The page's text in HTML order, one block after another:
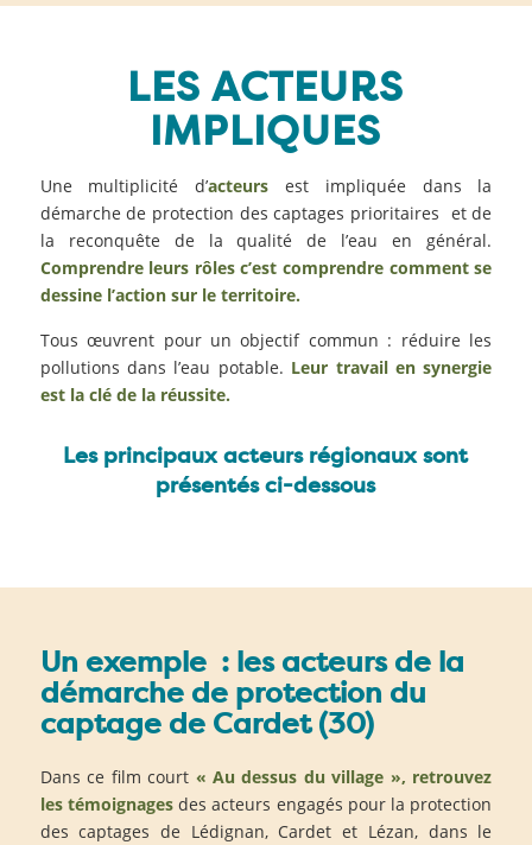
LES ACTEURS
IMPLIQUES
Une multiplicité d’acteurs est impliquée dans la
démarche de protection des captages prioritaires et de
la reconquête de la qualité de l’eau en général.
Comprendre leurs rôles c’est comprendre comment se
dessine l’action sur le territoire.
Tous œuvrent pour un objectif commun : réduire les
pollutions dans l’eau potable. Leur travail en synergie
est la clé de la réussite.
Les principaux acteurs régionaux sont
présentés ci-dessous
Un exemple : les acteurs de la
démarche de protection du
captage de Cardet (30)
Dans ce film court « Au dessus du village », retrouvez
les témoignagesdes acteurs engagés pour la protection
des captages de Lédignan, Cardet et Lézan, dans le